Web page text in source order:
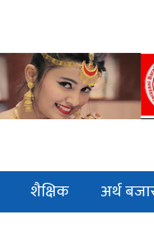
शैक्षिक
अर्थ